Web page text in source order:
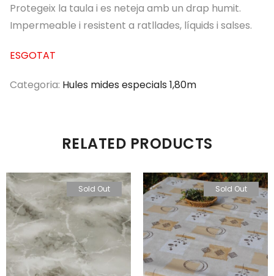
Protegeix la taula i es neteja amb un drap humit.
Impermeable i resistent a ratllades, líquids i salses.
ESGOTAT
Categoria: Hules mides especials 1,80m
RELATED PRODUCTS
Sold Out Sold Out